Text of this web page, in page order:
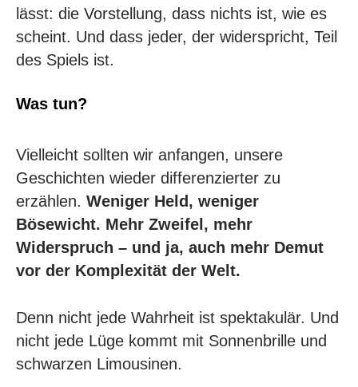
lässt: die Vorstellung, dass nichts ist, wie es
scheint. Und dass jeder, der widerspricht, Teil
des Spiels ist.
Was tun?
Vielleicht sollten wir anfangen, unsere
Geschichten wieder differenzierter zu
erzählen. Weniger Held, weniger
Bösewicht. Mehr Zweifel, mehr
Widerspruch – und ja, auch mehr Demut
vor der Komplexität der Welt.
Denn nicht jede Wahrheit ist spektakulär. Und
nicht jede Lüge kommt mit Sonnenbrille und
schwarzen Limousinen.